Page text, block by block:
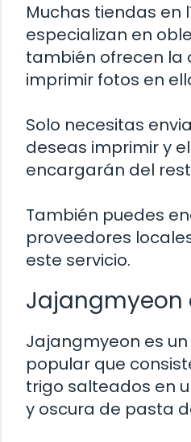
Muchas tiendas en
especializan en
también ofrecen la
imprimir fotos en
Solo necesitas
deseas imprimir y
encargarán del
También puedes
proveedores
este servicio.
Jajangmyeon es
popular que
trigo salteados en
y oscura de pasta